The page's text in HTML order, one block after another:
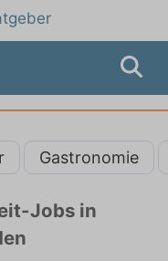
Gastronomie
Jobs in